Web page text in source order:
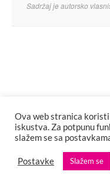
Sadržaj je autorsko
Ova web stranica
iskustva. Za potpunu
slažem se sa
Postavke Slažem se